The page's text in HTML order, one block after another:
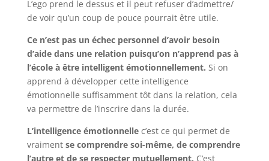
L’ego prend le dessus et il peut refuser d’admettre/
de voir qu’un coup de pouce pourrait être utile.
Ce n’est pas un échec personnel d’avoir besoin
d’aide dans une relation puisqu’on n’apprend pas à
l’école à être intelligent émotionnellement. Si on
apprend à développer cette intelligence
émotionnelle suffisamment tôt dans la relation, cela
va permettre de l’inscrire dans la durée.
L’intelligence émotionnellec’est ce qui permet de
vraiment se comprendre soi-même, de comprendre
l’autre et de se respecter mutuellement. C’est